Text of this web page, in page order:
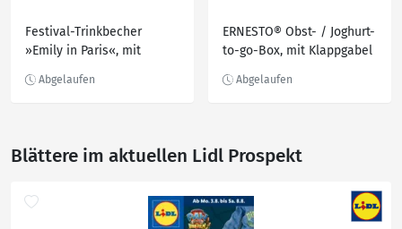
Festival-Trinkbecher
»Emily in Paris«, mit
ERNESTO® Obst- / Joghurt-
to-go-Box, mit Klappgabel
Blättere im aktuellen Lidl Prospekt